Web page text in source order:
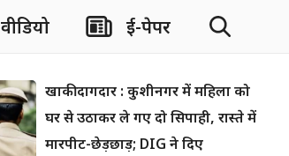
वीडियो ई-पेपर
खाकी दागदार : कुशीनगर में महिला को
घर से उठाकर ले गए दो सिपाही, रास्ते में
मारपीट-छेड़छाड़; DIG ने दिए